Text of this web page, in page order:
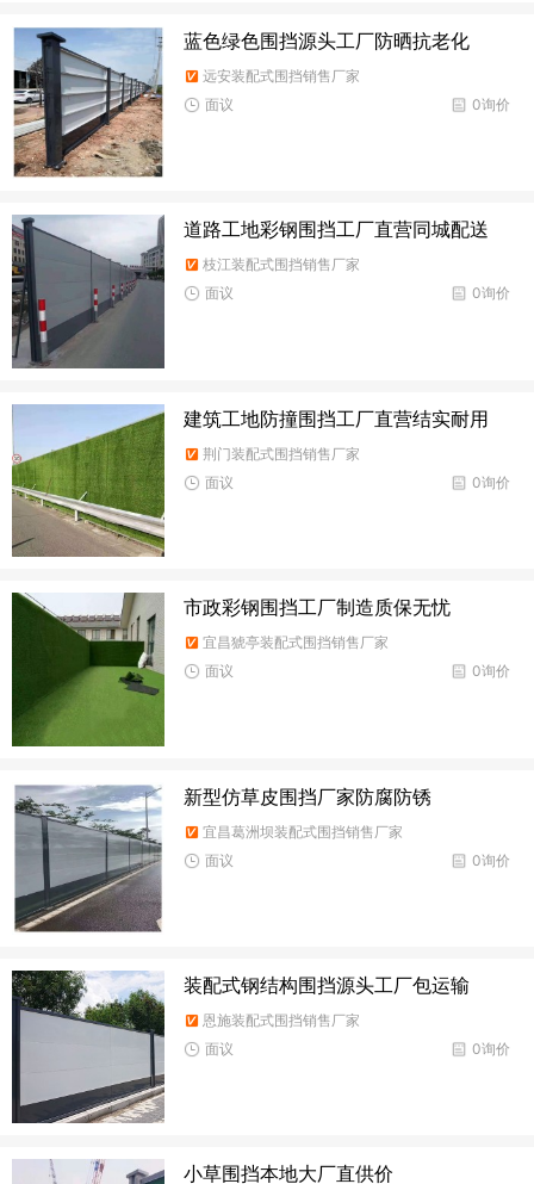
蓝色绿色围挡源头工厂防晒抗老化
远安装配式围挡销售厂家
0询价
面议
道路工地彩钢围挡工厂直营同城配送
枝江装配式围挡销售厂家
0询价
面议
建筑工地防撞围挡工厂直营结实耐用
荆门装配式围挡销售厂家
0询价
面议
市政彩钢围挡工厂制造质保无忧
宜昌猇亭装配式围挡销售厂家
0询价
面议
新型仿草皮围挡厂家防腐防锈
宜昌葛洲坝装配式围挡销售厂家
0询价
面议
装配式钢结构围挡源头工厂包运输
恩施装配式围挡销售厂家
0询价
面议
小草围挡本地大厂直供价